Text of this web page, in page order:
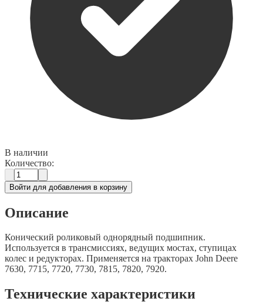
В наличии
Количество:
Войти для добавления в корзину
Описание
Конический роликовый однорядный подшипник.
Используется в трансмиссиях, ведущих мостах, ступицах
колес и редукторах. Применяется на тракторах John Deere
7630, 7715, 7720, 7730, 7815, 7820, 7920.
Технические характеристики